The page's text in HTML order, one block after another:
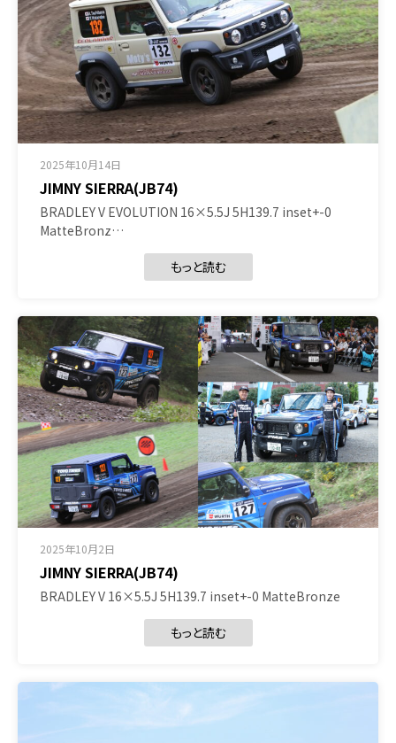
2025年10月14日
JIMNY SIERRA(JB74)
BRADLEY V EVOLUTION 16×5.5J 5H139.7 inset+-0
MatteBronz…
もっと読む
2025年10月2日
JIMNY SIERRA(JB74)
BRADLEY V 16×5.5J 5H139.7 inset+-0 MatteBronze
もっと読む